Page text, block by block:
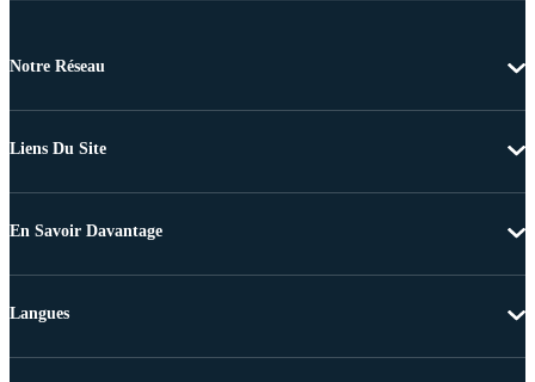
Notre Réseau
Liens Du Site
En Savoir Davantage
Langues